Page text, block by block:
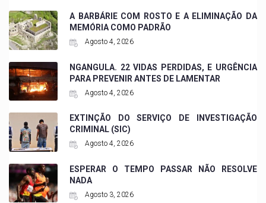
A BARBÁRIE COM ROSTO E A ELIMINAÇÃO DA
MEMÓRIA COMO PADRÃO
Agosto 4, 2026
NGANGULA. 22 VIDAS PERDIDAS, E URGÊNCIA
PARA PREVENIR ANTES DE LAMENTAR
Agosto 4, 2026
EXTINÇÃO DO SERVIÇO DE INVESTIGAÇÃO
CRIMINAL (SIC)
Agosto 4, 2026
ESPERAR O TEMPO PASSAR NÃO RESOLVE
NADA
Agosto 3, 2026